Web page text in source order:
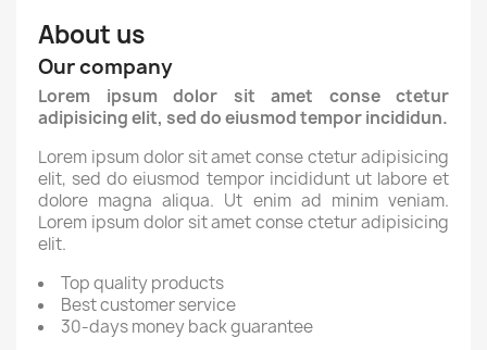
About us
Our company
Lorem ipsum dolor sit amet conse ctetur
adipisicing elit, sed do eiusmod tempor incididun.
Lorem ipsum dolor sit amet conse ctetur adipisicing
elit, sed do eiusmod tempor incididunt ut labore et
dolore magna aliqua. Ut enim ad minim veniam.
Lorem ipsum dolor sit amet conse ctetur adipisicing
elit.
Top quality products
Best customer service
30-days money back guarantee